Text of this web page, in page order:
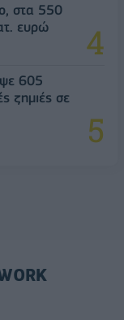
στα 550
ευρώ
605
ζημιές σε